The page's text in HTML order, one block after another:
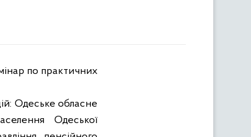
по практичних
Одеське обласне
Одеської